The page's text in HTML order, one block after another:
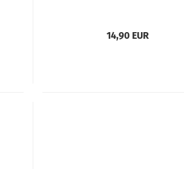
14,90 EUR